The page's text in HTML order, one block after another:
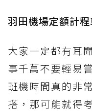
羽田機場定額計
大家一定都有耳
事千萬不要輕易
班機時間真的非
搭，那可能就得